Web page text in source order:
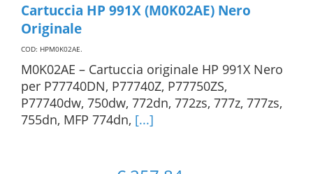
Cartuccia HP 991X (M0K02AE) Nero
Originale
COD: HPM0K02AE.
M0K02AE – Cartuccia originale HP 991X Nero
per P77740DN, P77740Z, P77750ZS,
P77740dw, 750dw, 772dn, 772zs, 777z, 777zs,
755dn, MFP 774dn, [...]